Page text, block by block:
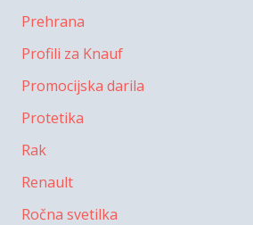
Prehrana
Profili za Knauf
Promocijska darila
Protetika
Rak
Renault
Ročna svetilka